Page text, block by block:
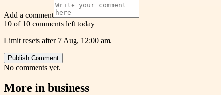
Add a comment
10 of 10 comments left today
Limit resets after 7 Aug, 12:00 am.
Publish Comment
No comments yet.
More in business